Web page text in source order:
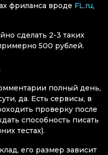
фриланса вроде FL.ru,
сделать 2-3 таких
500 рублей.
полный день,
да. Есть сервисы, в
проверку после
способность писать
тестах).
его размер зависит